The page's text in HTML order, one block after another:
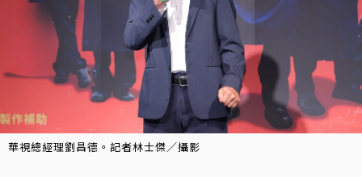
華視總經理劉昌德。記者林士傑／攝影